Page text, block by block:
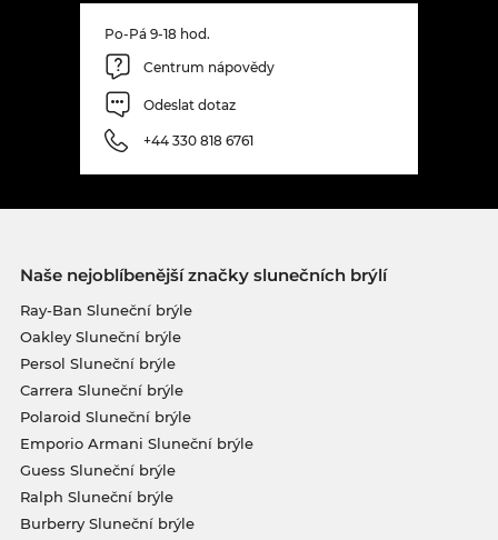
Po-Pá 9-18 hod.
Centrum nápovědy
Odeslat dotaz
+44 330 818 6761
Naše nejoblíbenější značky slunečních brýlí
Ray-Ban Sluneční brýle
Oakley Sluneční brýle
Persol Sluneční brýle
Carrera Sluneční brýle
Polaroid Sluneční brýle
Emporio Armani Sluneční brýle
Guess Sluneční brýle
Ralph Sluneční brýle
Burberry Sluneční brýle